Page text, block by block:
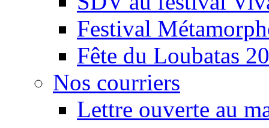
Festival
Fête du Loubatas
Nos courriers
Lettre ouverte au